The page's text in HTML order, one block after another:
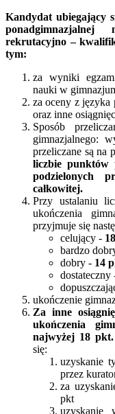
Kandydat ubiegający
rekrutacyjno –
tym:
za wyniki
nauki w
za oceny z
oraz inne
Sposób
gimnazjalnego:
przeliczane są na
liczbie punktów
podzielonych
całkowitej.
Przy ustalaniu
ukończenia
przyjmuje się
celujący -
bardzo
dobry - 14
dostateczny
ukończenie
Za inne
ukończenia
najwyżej 18 pkt.
się:
uzyskanie
przez
za
pkt
uzyskanie